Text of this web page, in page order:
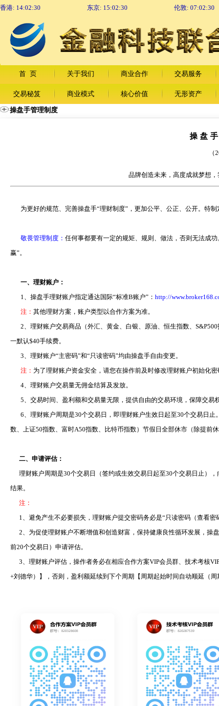
香港: 14:02:31 东京: 15:02:31 伦敦: 07:02:31
首 页 关于我们 商业合作 交易服务
交易秘笈 商业模式 核心价值 无形资产
操盘手管理制度
操盘
品牌创造未来，高度成就梦想
为更好的规范、完善操盘手“理财制度”，更加公平、公正、公开。特
敬畏管理制度： 任何事都要有一定的规矩、规则、做法，否则无法成
赢”。
一、理财账户：
1、操盘手理财账户指定通达国际“标准B账户”： http://
注： 其他理财方案，账户类型以合作方案为准。
2、理财账户交易商品（外汇、黄金、白银、原油、恒生指数、
一默认$40手续费。
3、理财账户“主密码”和“只读密码”均由操盘手自由变更。
注： 为了理财账户资金安全，请您在操作前及时修改理财账户初始化
4、理财账户交易量无佣金结算及发放。
5、交易时间、盈利额和交易量无限，提供自由的交易环境，保障交易
6、理财账户周期是30个交易日，即理财账户生效日起至30个交易日止
数、上证50指数、富时A50指数、比特币指数）节假日全部休市（除提前
二、申请评估：
理财账户周期是30个交易日（签约或生效交易日起至30个交易日止）
结果。
注：
1、避免产生不必要损失，理财账户提交密码务必是“只读密码（查看密
2、为促使理财账户不断增值和创造财富，保持健康良性循环发展，操
前20个交易日）申请评估。
3、理财账户评估，操作者务必在相应合作方案VIP会员群、技术考核
+刘德华）】，否则，盈利额延续到下个周期【周期起始时间自动顺延（